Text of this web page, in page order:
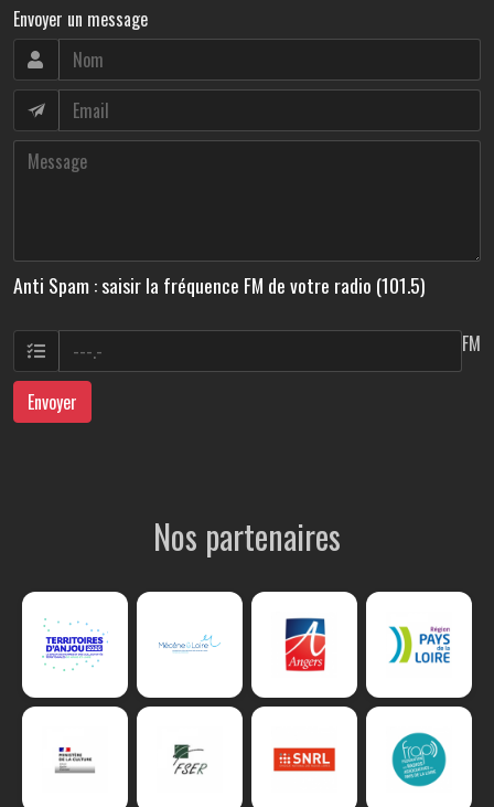
Envoyer un message
Anti Spam : saisir la fréquence FM de votre radio (101.5)
FM
Envoyer
Nos partenaires